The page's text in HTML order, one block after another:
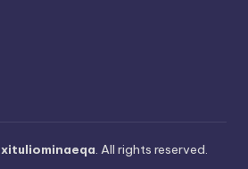
xituliominaeqa. All rights reserved.